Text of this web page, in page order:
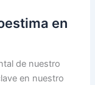
en
de nuestro
en nuestro